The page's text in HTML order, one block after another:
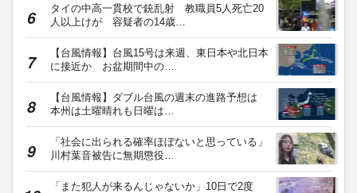
タイの中高一貫校で銃乱射 教職員5人死亡20
人以上けが 容疑者の14歳…
【台風情報】台風15号は来週、東日本や北日本
に接近か お盆期間中の…
【台風情報】ダブル台風の週末の進路予想は
本州は土曜晴れも日曜は…
「社会に出られる確率ほぼないと思っている」
川村葉音被告に無期懲役…
「また犯人が来るんじゃないか」10日で2度